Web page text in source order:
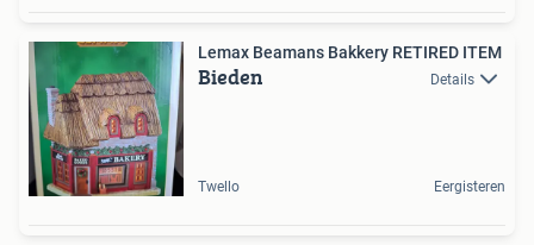
Lemax Beamans Bakkery RETIRED ITEM
Bieden Details
Twello Eergisteren